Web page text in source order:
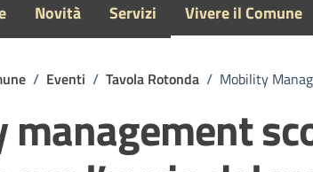
Novità Servizi Vivere il Comune
/ Eventi / Tavola Rotonda / Mobility